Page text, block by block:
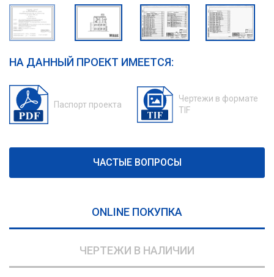
НА ДАННЫЙ ПРОЕКТ ИМЕЕТСЯ:
Паспорт проекта
Чертежи в формате
TIF
ЧАСТЫЕ ВОПРОСЫ
ONLINE ПОКУПКА
ЧЕРТЕЖИ В НАЛИЧИИ